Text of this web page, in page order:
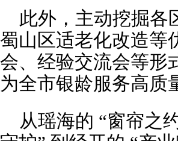
此外，主动挖掘各
蜀山区适老化改造等
会、经验交流会等形
为全市银龄服务高质
从瑶海的 “窗帘之